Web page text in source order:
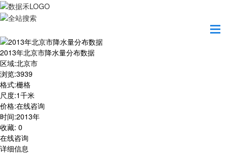
2013年北京市降水量分布数据
区域:北京市
浏览:3939
格式:栅格
尺度:1千米
价格:在线咨询
时间:2013年
收藏: 0
在线咨询
详细信息